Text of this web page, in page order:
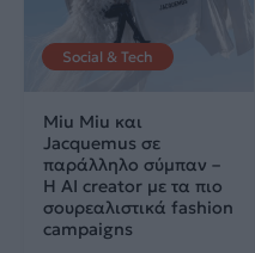
Social & Tech
Miu Miu και
Jacquemus σε
παράλληλο σύμπαν –
Η AI creator με τα πιο
σουρεαλιστικά fashion
campaigns